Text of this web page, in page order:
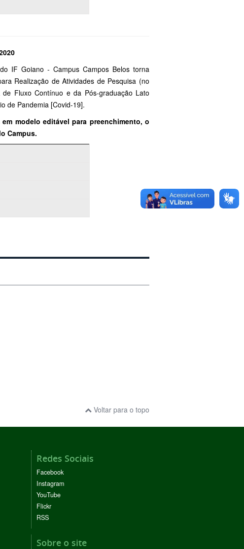
IF Goiano - Campus Campos Belos torna
Realização de Atividades de Pesquisa (no
Fluxo Contínuo e da Pós-graduação Lato
de Pandemia [Covid-19].
modelo editável para preenchimento, o
Campus.
Voltar para o topo
Redes Sociais
Facebook
Instagram
YouTube
Flickr
RSS
Sobre o site